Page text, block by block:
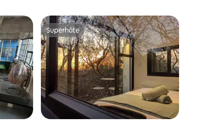
Superhôte
Superhôte